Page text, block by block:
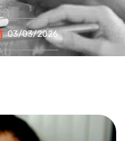
03/03/2026